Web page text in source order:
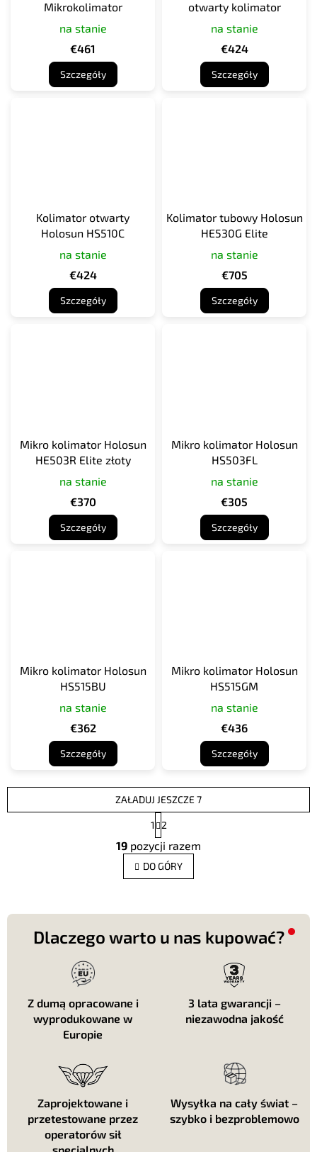
Mikrokolimator
na stanie
€461
Szczegóły
otwarty kolimator
na stanie
€424
Szczegóły
Kolimator otwarty
Holosun HS510C
na stanie
€424
Szczegóły
Kolimator tubowy Holosun
HE530G Elite
na stanie
€705
Szczegóły
Mikro kolimator Holosun
HE503R Elite złoty
na stanie
€370
Szczegóły
Mikro kolimator Holosun
HS503FL
na stanie
€305
Szczegóły
Mikro kolimator Holosun
HS515BU
na stanie
€362
Szczegóły
Mikro kolimator Holosun
HS515GM
na stanie
€436
Szczegóły
K
o
n
t
l
k
i
ZAŁADUJ JESZCZE 7
P
a
g
i
n
a
a
1 2
19 pozycji razem
DO GÓRY
Dlaczego warto u nas kupować?
Z dumą opracowane i
wyprodukowane w
Europie
3 lata gwarancji –
niezawodna jakość
Zaprojektowane i
przetestowane przez
operatorów sił
Wysyłka na cały świat –
szybko i bezproblemowo